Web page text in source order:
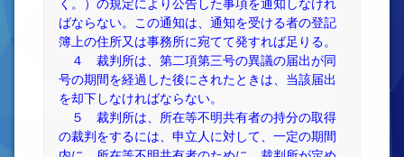
く。）の規定により公告した事項を通知しなけれ
ばならない。この通知は、通知を受ける者の登記
簿上の住所又は事務所に宛てて発すれば足りる。
４ 裁判所は、第二項第三号の異議の届出が同
号の期間を経過した後にされたときは、当該届出
を却下しなければならない。
５ 裁判所は、所在等不明共有者の持分の取得
の裁判をするには、申立人に対して、一定の期間